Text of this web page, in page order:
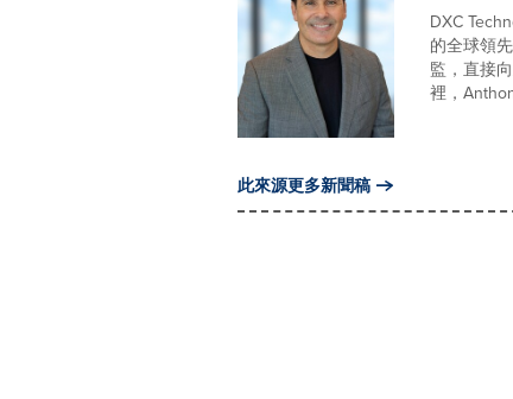
DXC
的全球領
監，直接
裡，
此來源更多新聞稿